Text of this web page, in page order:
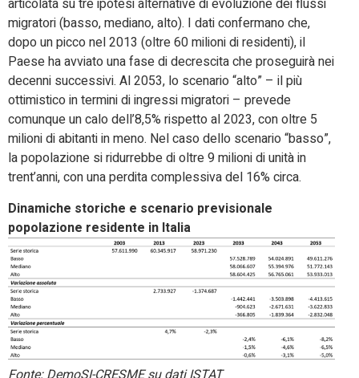
articolata su tre ipotesi alternative di evoluzione dei flussi
migratori (basso, mediano, alto). I dati confermano che,
dopo un picco nel 2013 (oltre 60 milioni di residenti), il
Paese ha avviato una fase di decrescita che proseguirà nei
decenni successivi. Al 2053, lo scenario “alto” – il più
ottimistico in termini di ingressi migratori – prevede
comunque un calo dell’8,5% rispetto al 2023, con oltre 5
milioni di abitanti in meno. Nel caso dello scenario “basso”,
la popolazione si ridurrebbe di oltre 9 milioni di unità in
trent’anni, con una perdita complessiva del 16% circa.
Dinamiche storiche e scenario previsionale
popolazione residente in Italia